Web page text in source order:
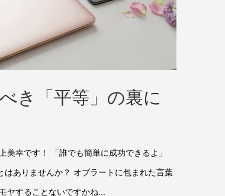
き「平等」の裏に
幸です！ 「誰でも簡単に成功できるよ」
はありませんか？ オブラートに包まれた言葉
ヤすることないですかね...